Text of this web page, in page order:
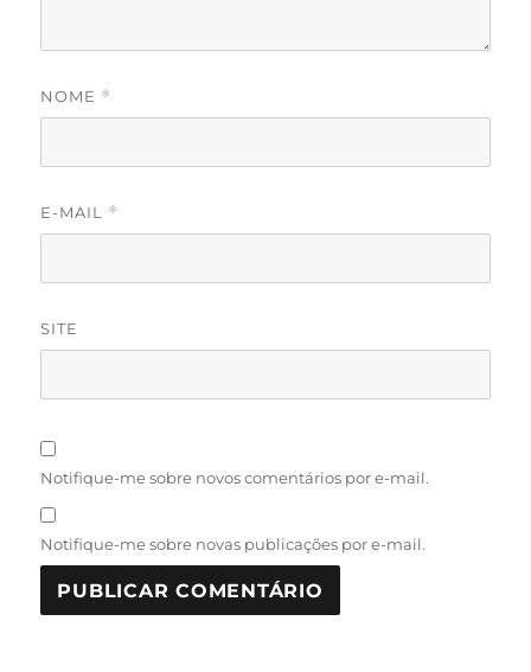
NOME *
E-MAIL *
SITE
Notifique-me sobre novos comentários por e-mail.
Notifique-me sobre novas publicações por e-mail.